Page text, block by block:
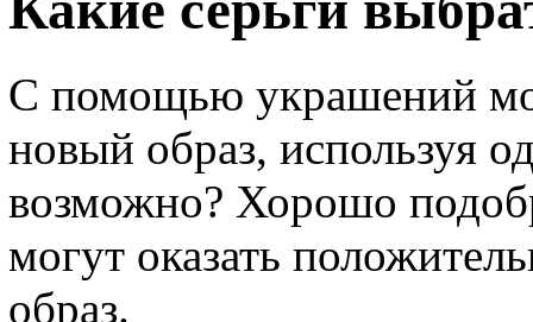
С помощью украшений
новый образ, используя
возможно? Хорошо
могут оказать
образ.